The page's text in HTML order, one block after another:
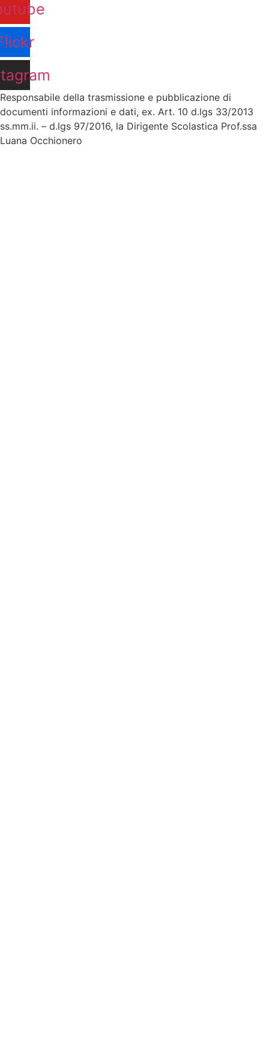
Responsabile della trasmissione e pubblicazione di
documenti informazioni e dati, ex. Art. 10 d.lgs 33/2013
ss.mm.ii. – d.lgs 97/2016, la Dirigente Scolastica Prof.ssa
Luana Occhionero